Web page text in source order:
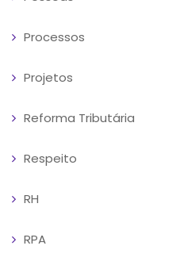
Processos
Projetos
Reforma Tributária
Respeito
RH
RPA